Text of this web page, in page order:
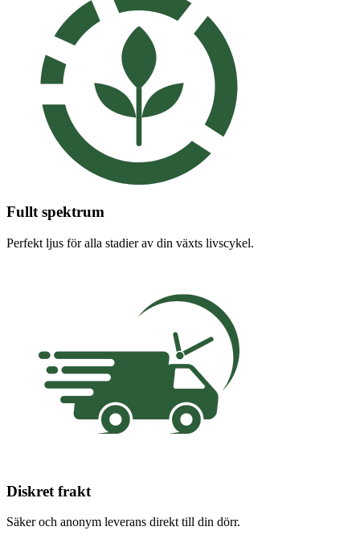
Fullt spektrum
Perfekt ljus för alla stadier av din växts livscykel.
Diskret frakt
Säker och anonym leverans direkt till din dörr.